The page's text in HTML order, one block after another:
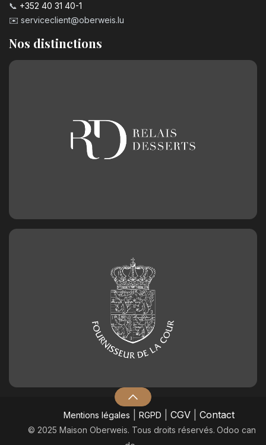
📞 +352 40 31 40-1
✉️ serviceclient@oberweis.lu
Nos distinctions
Mentions légales RGPD CGV| Contact
© 2025 Maison Oberweis. Tous droits réservés. ​Odoo can